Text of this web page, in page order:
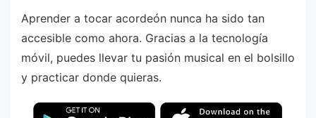
Aprender a tocar acordeón nunca ha sido tan
accesible como ahora. Gracias a la tecnología
móvil, puedes llevar tu pasión musical en el bolsillo
y practicar donde quieras.